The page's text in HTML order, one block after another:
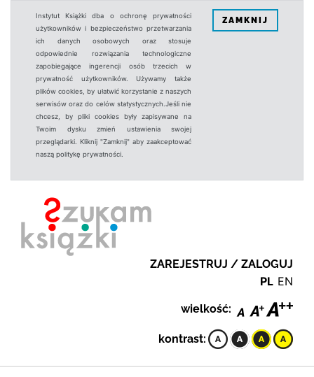
Instytut Książki dba o ochronę prywatności
użytkowników i bezpieczeństwo przetwarzania
ich danych osobowych oraz stosuje
odpowiednie rozwiązania technologiczne
zapobiegające ingerencji osób trzecich w
prywatność użytkowników. Używamy także
plików cookies, by ułatwić korzystanie z naszych
serwisów oraz do celów statystycznych.Jeśli nie
chcesz, by pliki cookies były zapisywane na
Twoim dysku zmień ustawienia swojej
przeglądarki. Kliknij "Zamknij" aby zaakceptować
naszą politykę prywatności.
ZAMKNIJ
ZAREJESTRUJ / ZALOGUJ
PL EN
wielkość:
kontrast: